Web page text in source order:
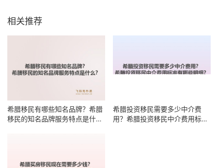
相关推荐
希腊移民有哪些知名品牌？希腊
移民的知名品牌服务特点是什
希腊投资移民需要多少中介费
用？希腊投资移民中介费用标准